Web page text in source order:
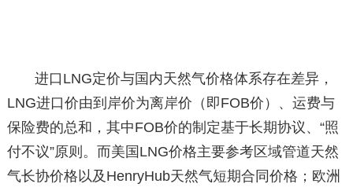
进口LNG定价与国内天然气价格体系存在差异，
LNG进口价由到岸价为离岸价（即FOB价）、运费与
保险费的总和，其中FOB价的制定基于长期协议、“照
付不议”原则。而美国LNG价格主要参考区域管道天然
气长协价格以及HenryHub天然气短期合同价格；欧洲